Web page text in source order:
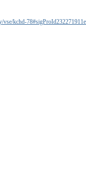
kchd-78#sigProId232271911e